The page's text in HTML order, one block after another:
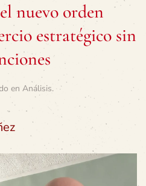
nuevo orden
estratégico sin
en Análisis.